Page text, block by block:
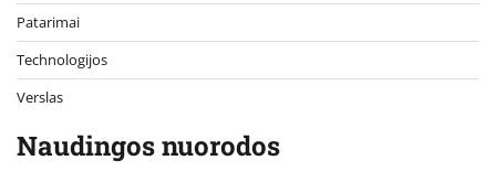
Patarimai
Technologijos
Verslas
Naudingos nuorodos